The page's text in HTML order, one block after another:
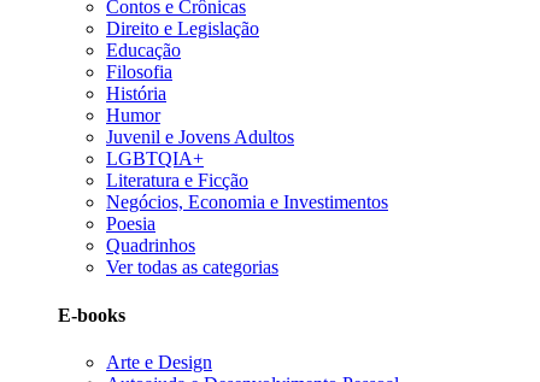
Contos e Crônicas
Direito e Legislação
Educação
Filosofia
História
Humor
Juvenil e Jovens Adultos
LGBTQIA+
Literatura e Ficção
Negócios, Economia e Investimentos
Poesia
Quadrinhos
Ver todas as categorias
E-books
Arte e Design